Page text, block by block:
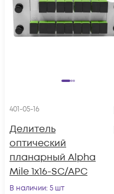
401-05-16
Делитель
оптический
планарный Alpha
Mile 1x16-SC/APC
В наличии: 5 шт